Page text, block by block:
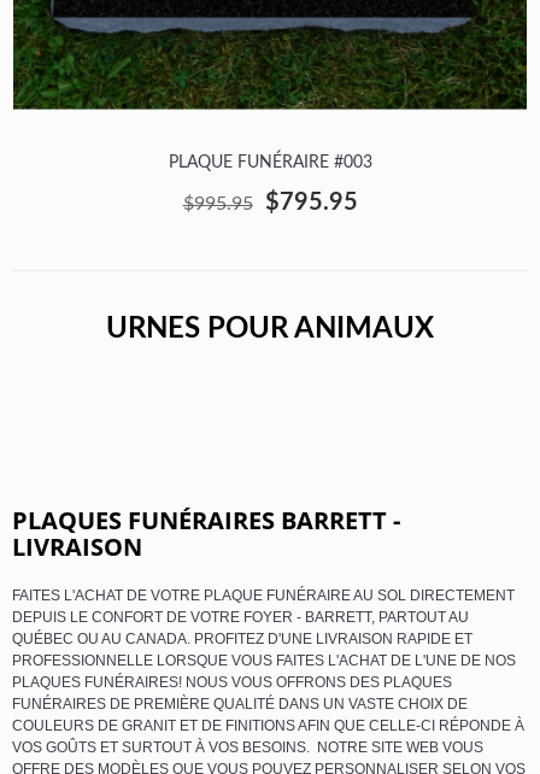
PLAQUE FUNÉRAIRE #003
$995.95 $795.95
URNES POUR ANIMAUX
PLAQUES FUNÉRAIRES BARRETT -
LIVRAISON
FAITES L'ACHAT DE VOTRE PLAQUE FUNÉRAIRE AU SOL DIRECTEMENT
DEPUIS LE CONFORT DE VOTRE FOYER - BARRETT, PARTOUT AU
QUÉBEC OU AU CANADA. PROFITEZ D'UNE LIVRAISON RAPIDE ET
PROFESSIONNELLE LORSQUE VOUS FAITES L'ACHAT DE L'UNE DE NOS
PLAQUES FUNÉRAIRES! NOUS VOUS OFFRONS DES PLAQUES
FUNÉRAIRES DE PREMIÈRE QUALITÉ DANS UN VASTE CHOIX DE
COULEURS DE GRANIT ET DE FINITIONS AFIN QUE CELLE-CI RÉPONDE À
VOS GOÛTS ET SURTOUT À VOS BESOINS. NOTRE SITE WEB VOUS
OFFRE DES MODÈLES QUE VOUS POUVEZ PERSONNALISER SELON VOS